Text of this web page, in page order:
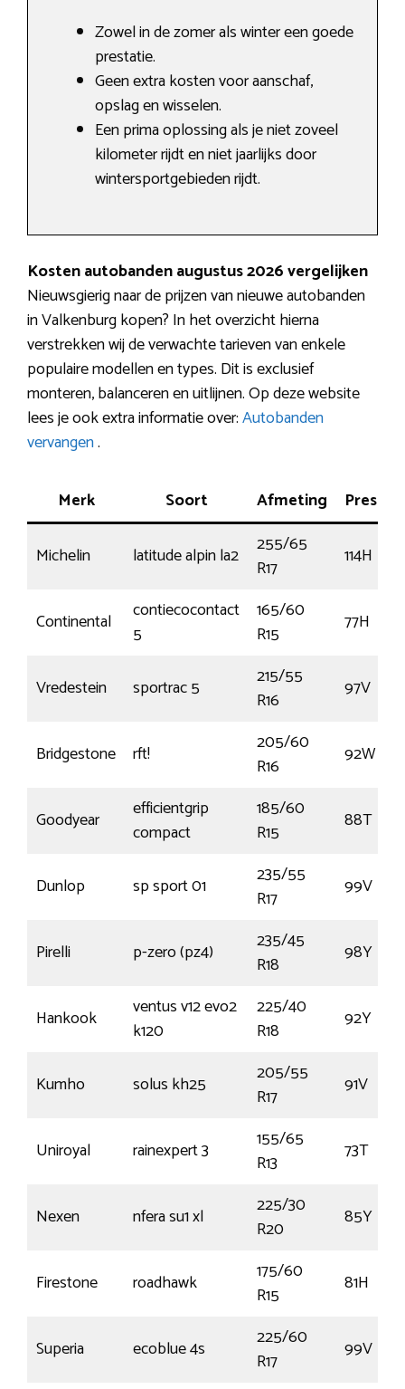
Zowel in de zomer als winter een goede
prestatie.
Geen extra kosten voor aanschaf,
opslag en wisselen.
Een prima oplossing als je niet zoveel
kilometer rijdt en niet jaarlijks door
wintersportgebieden rijdt.
Kosten autobanden augustus 2026 vergelijken
Nieuwsgierig naar de prijzen van nieuwe autobanden
in Valkenburg kopen? In het overzicht hierna
verstrekken wij de verwachte tarieven van enkele
populaire modellen en types. Dit is exclusief
monteren, balanceren en uitlijnen. Op deze website
lees je ook extra informatie over:Autobanden
vervangen.
Merk Soort Afmeting
Michelin latitude alpin la2
255/65
R17
114H
Continental
contiecocontact
5
165/60
R15
77H
Vredestein sportrac 5
215/55
R16
97V
Bridgestone rft!
205/60
R16
92W
Goodyear
efficientgrip
compact
185/60
R15
88T
Dunlop sp sport 01
235/55
R17
99V
Pirelli p-zero (pz4)
235/45
R18
98Y
Hankook
ventus v12 evo2
k120
225/40
R18
92Y
Kumho solus kh25
205/55
R17
91V
Uniroyal rainexpert 3
155/65
R13
73T
Nexen nfera su1 xl
225/30
R20
85Y
Firestone roadhawk
175/60
R15
81H
Superia ecoblue 4s
225/60
R17
99V